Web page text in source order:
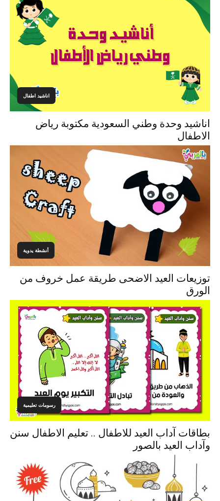
اناشيد اطفال
اناشيد وحدة وطني السعودية مكتوبة رياض
الاطفال
أنشطة يدوية
توزيعات العيد الاضحى طريقة عمل خروف من
الورق
رسومات تعليمية
بطاقات آداب العيد للاطفال .. تعليم الاطفال سنن
وآداب العيد بالصور